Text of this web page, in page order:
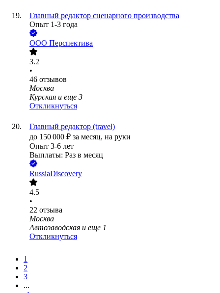
Главный редактор сценарного производства
Опыт 1-3 года
ООО Перспектива
3.2
•
46 отзывов
Москва
Курская и еще 3
Откликнуться
Главный редактор (travel)
до 150 000 ₽ за месяц, на руки
Опыт 3-6 лет
Выплаты: Раз в месяц
RussiaDiscovery
4.5
•
22 отзыва
Москва
Автозаводская и еще 1
Откликнуться
1
2
3
...